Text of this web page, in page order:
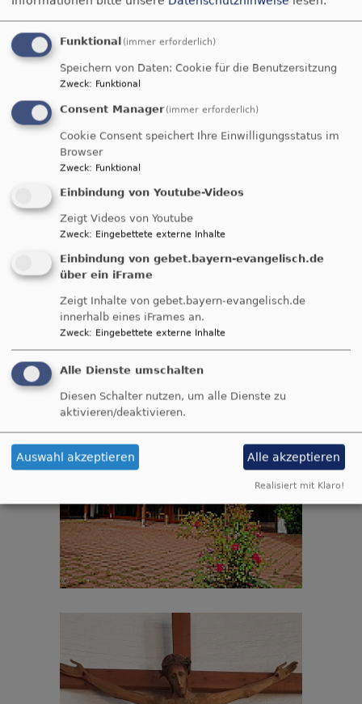
Funktional (immer erforderlich)
Speichern von Daten: Cookie für die Benutzersitzung
Zweck: Funktional
Consent Manager (immer erforderlich)
Cookie Consent speichert Ihre Einwilligungsstatus im
Browser
Zweck: Funktional
Einbindung von Youtube-Videos
Zeigt Videos von Youtube
Zweck: Eingebettete externe Inhalte
Einbindung von gebet.bayern-evangelisch.de
über ein iFrame
Zeigt Inhalte von gebet.bayern-evangelisch.de
innerhalb eines iFrames an.
Zweck: Eingebettete externe Inhalte
Alle Dienste umschalten
Diesen Schalter nutzen, um alle Dienste zu
aktivieren/deaktivieren.
Auswahl akzeptieren Alle akzeptieren
Realisiert mit Klaro!